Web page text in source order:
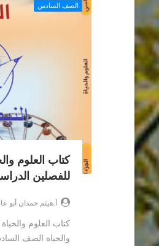
الصف السادس
كتاب العلوم
للفصلين
أ.هيثم حمدان أبو
كتاب العلوم
والحياة الصف